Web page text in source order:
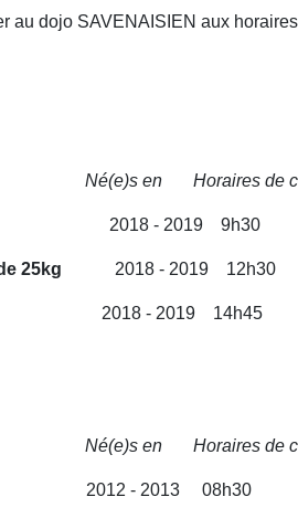
au dojo SAVENAISIEN aux
de
- 2019 9h30
25kg 2018 - 2019 12h30
2018 - 2019 14h45
de
- 2013 08h30